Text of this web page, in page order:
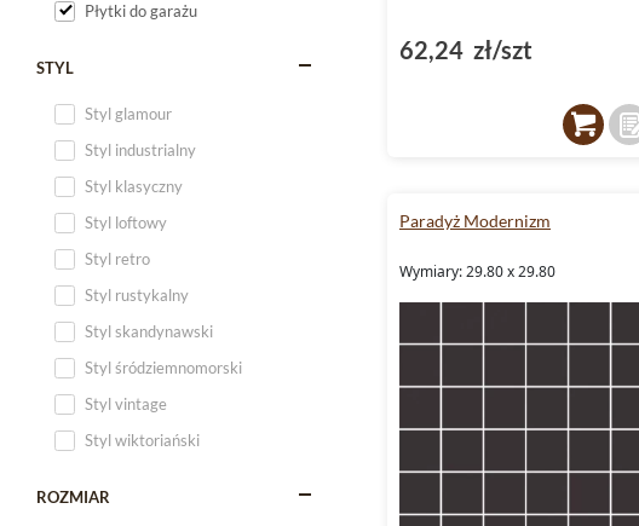
Płytki do garażu
STYL
Styl glamour
Styl industrialny
Styl klasyczny
Styl loftowy
Styl retro
Styl rustykalny
Styl skandynawski
Styl śródziemnomorski
Styl vintage
Styl wiktoriański
ROZMIAR
62,24 zł/szt
Paradyż Modernizm
Wymiary: 29.80 x 29.80